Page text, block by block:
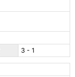
3 - 1